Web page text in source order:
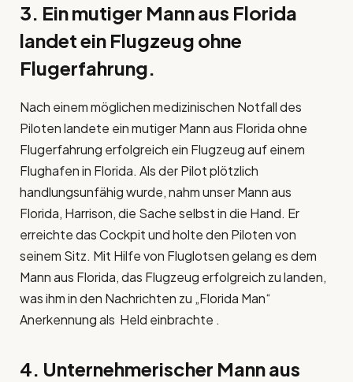
3. Ein mutiger Mann aus Florida
landet ein Flugzeug ohne
Flugerfahrung.
Nach einem möglichen medizinischen Notfall des
Piloten landete ein mutiger Mann aus Florida ohne
Flugerfahrung erfolgreich ein Flugzeug auf einem
Flughafen in Florida. Als der Pilot plötzlich
handlungsunfähig wurde, nahm unser Mann aus
Florida, Harrison, die Sache selbst in die Hand. Er
erreichte das Cockpit und holte den Piloten von
seinem Sitz. Mit Hilfe von Fluglotsen gelang es dem
Mann aus Florida, das Flugzeug erfolgreich zu landen,
was ihm in den Nachrichten zu „Florida Man“
Anerkennung als Held einbrachte .
4. Unternehmerischer Mann aus